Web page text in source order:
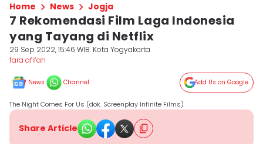
Home News Jogja
7 Rekomendasi Film Laga Indonesia
yang Tayang di Netflix
29 Sep 2022, 15:46 WIB Kota Yogyakarta
fara afifah
News Channel Add Us on Google
The Night Comes For Us (dok. Screenplay Infinite Films)
Share Article